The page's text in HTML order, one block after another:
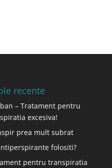
recente
– Tratament pentru
excesiva!
prea mult subrat
folositi?
pentru transpiratia